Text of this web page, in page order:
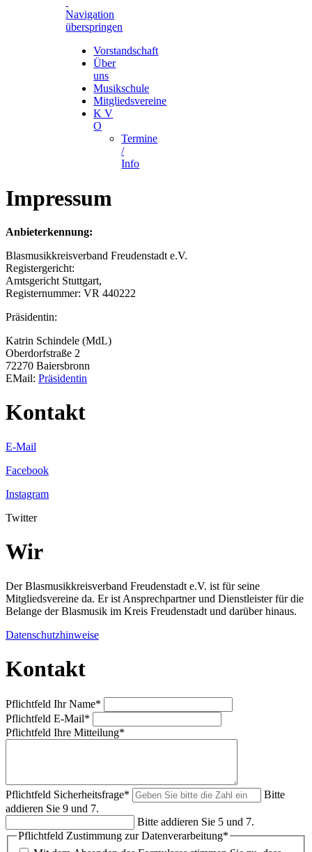
Navigation
überspringen
Vorstandschaft
Über
uns
Musikschule
Mitgliedsvereine
K V
O
Termine
/
Info
Impressum
Anbieterkennung:
Blasmusikkreisverband Freudenstadt e.V.
Registergericht:
Amtsgericht Stuttgart,
Registernummer: VR 440222
Präsidentin:
Katrin Schindele (MdL)
Oberdorfstraße 2
72270 Baiersbronn
EMail: Präsidentin
Kontakt
E-Mail
Facebook
Instagram
Twitter
Wir
Der Blasmusikkreisverband Freudenstadt e.V. ist für seine
Mitgliedsvereine da. Er ist Ansprechpartner und Dienstleister für die
Belange der Blasmusik im Kreis Freudenstadt und darüber hinaus.
Datenschutzhinweise
Kontakt
Pflichtfeld Ihr Name*
Pflichtfeld E-Mail*
Pflichtfeld Ihre Mitteilung*
Pflichtfeld Sicherheitsfrage*
Bitte
addieren Sie 9 und 7.
Bitte addieren Sie 5 und 7.
Pflichtfeld Zustimmung zur Datenverarbeitung*